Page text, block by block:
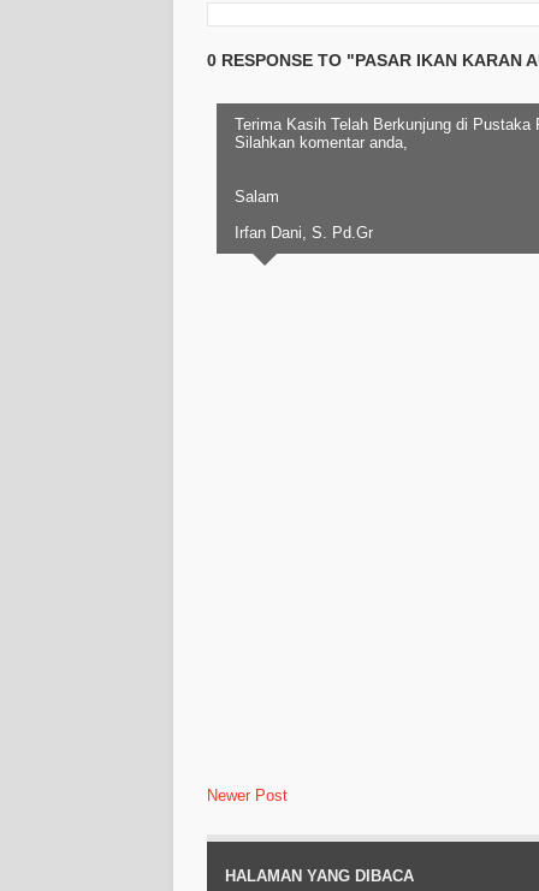
0 RESPONSE TO "PASAR IKAN KARAN
Terima Kasih Telah Berkunjung di Pustaka
Silahkan komentar anda,
Salam
Irfan Dani, S. Pd.Gr
Newer Post
HALAMAN YANG DIBACA